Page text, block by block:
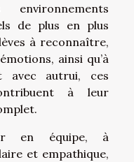
de plus en plus
à reconnaître,
ainsi qu’à
avec autrui, ces
à leur
en équipe, à
et empathique,